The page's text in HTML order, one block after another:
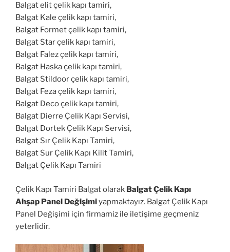
Balgat elit çelik kapı tamiri,
Balgat Kale çelik kapı tamiri,
Balgat Formet çelik kapı tamiri,
Balgat Star çelik kapı tamiri,
Balgat Falez çelik kapı tamiri,
Balgat Haska çelik kapı tamiri,
Balgat Stildoor çelik kapı tamiri,
Balgat Feza çelik kapı tamiri,
Balgat Deco çelik kapı tamiri,
Balgat Dierre Çelik Kapı Servisi,
Balgat Dortek Çelik Kapı Servisi,
Balgat Sır Çelik Kapı Tamiri,
Balgat Sur Çelik Kapı Kilit Tamiri,
Balgat Çelik Kapı Tamiri
Çelik Kapı Tamiri Balgat olarak Balgat Çelik Kapı
Ahşap Panel Değişimiyapmaktayız. Balgat Çelik Kapı
Panel Değişimi için firmamiz ile iletişime geçmeniz
yeterlidir.